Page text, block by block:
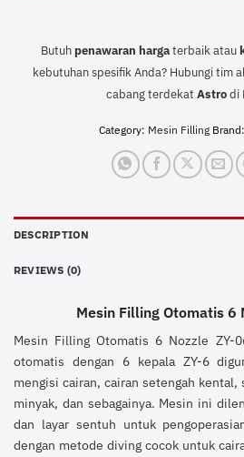
Butuh penawaran hargaterbaik atau
kebutuhan spesifik Anda? Hubungi tim
cabang terdekat Astrodi
Category: Mesin Filling Brand:
DESCRIPTION
REVIEWS (0)
Mesin Filling Otomatis 6
Mesin Filling Otomatis 6 Nozzle ZY-
otomatis dengan 6 kepala ZY-6
mengisi cairan, cairan setengah kental,
minyak, dan sebagainya. Mesin ini
dan layar sentuh untuk
dengan metode diving cocok untuk